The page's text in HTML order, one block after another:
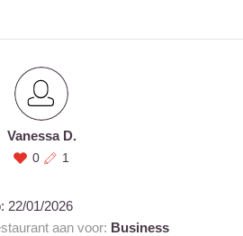
Vanessa D.
0 1
22/01/2026
aan voor: Business